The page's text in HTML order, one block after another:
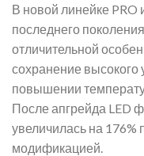
В новой линейке
последнего
отличительной
сохранение высокого
повышении
После апгрейда LED
увеличилась на
модификацией.